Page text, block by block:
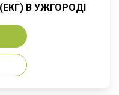
В УЖГОРОДІ